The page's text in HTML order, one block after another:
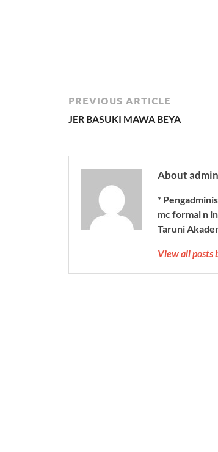
PREVIOUS ARTICLE
JER BASUKI MAWA BEYA
About admin
*
mc formal n
Taruni
View all posts